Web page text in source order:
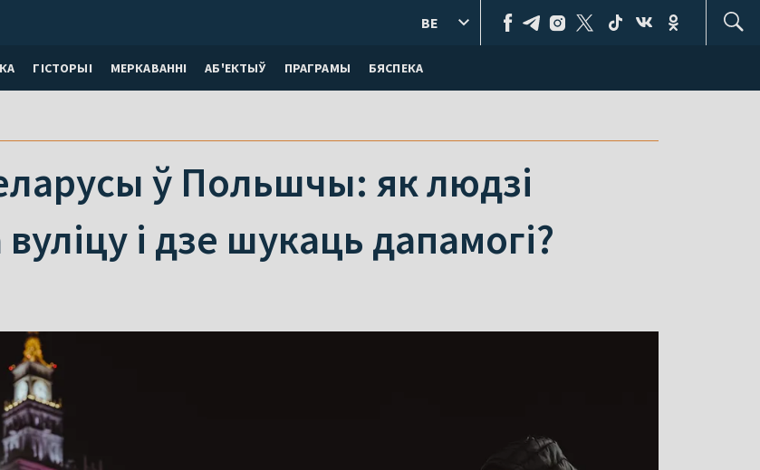
ГІСТОРЫІ МЕРКАВАННI АБ'ЕКТЫЎ ПРАГРАМЫ БЯСПЕКА
BE
ў Польшчы: як людзі
і дзе шукаць дапамогі?